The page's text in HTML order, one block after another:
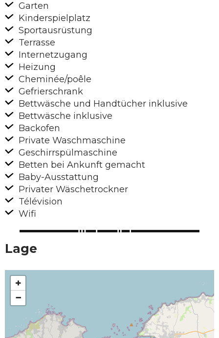
Garten
Kinderspielplatz
Sportausrüstung
Terrasse
Internetzugang
Heizung
Cheminée/poêle
Gefrierschrank
Bettwäsche und Handtücher inklusive
Bettwäsche inklusive
Backofen
Private Waschmaschine
Geschirrspülmaschine
Betten bei Ankunft gemacht
Baby-Ausstattung
Privater Wäschetrockner
Télévision
Wifi
Lage
+
−